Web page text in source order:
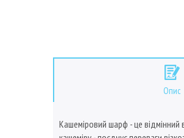
Опис
Кашеміровий шарф - це відмінний